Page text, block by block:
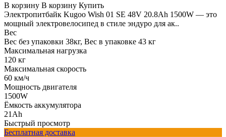
В корзину В корзину Купить
Электропитбайк Kugoo Wish 01 SE 48V 20.8Ah 1500W — это
мощный электровелосипед в стиле эндуро для ак..
Вес
Вес без упаковки 38кг, Вес в упаковке 43 кг
Максимальная нагрузка
120 кг
Максимальная скорость
60 км/ч
Мощность двигателя
1500W
Ёмкость аккумулятора
21Ah
Быстрый просмотр
Бесплатная доставка